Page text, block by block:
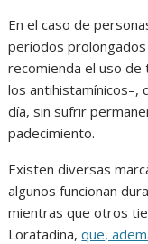
En el caso de
periodos
recomienda el uso
los antihistamínicos–,
día, sin sufrir
padecimiento.
Existen diversas
algunos funcionan
mientras que otros
Loratadina,que,